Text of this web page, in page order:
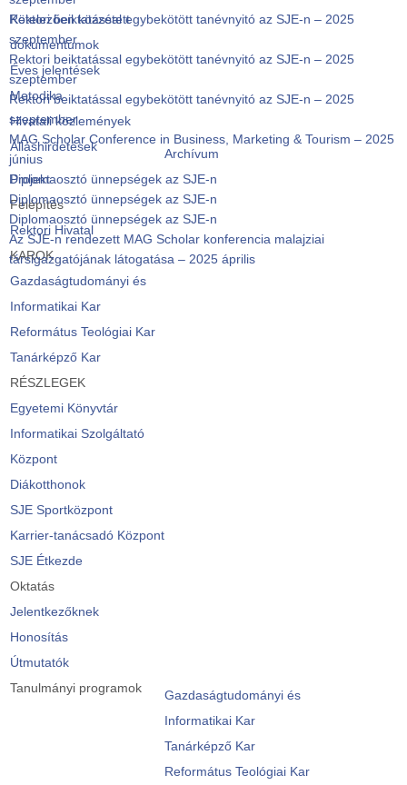
Kötelezően közzétett
dokumentumok
Éves jelentések
Metodika
Hivatali közlemények
Álláshirdetések
Archívum
Projekt
Felépítés
Rektori Hivatal
KAROK
Gazdaságtudományi és
Informatikai Kar
Református Teológiai Kar
Tanárképző Kar
RÉSZLEGEK
Egyetemi Könyvtár
Informatikai Szolgáltató
Központ
Diákotthonok
SJE Sportközpont
Karrier-tanácsadó Központ
SJE Étkezde
Oktatás
Jelentkezőknek
Honosítás
Útmutatók
Tanulmányi programok
Gazdaságtudományi és
Informatikai Kar
Tanárképző Kar
Református Teológiai Kar
Rektori beiktatással egybekötött tanévnyitó az SJE-n – 2025
szeptember
Rektori beiktatással egybekötött tanévnyitó az SJE-n – 2025
szeptember
Rektori beiktatással egybekötött tanévnyitó az SJE-n – 2025
szeptember
MAG Scholar Conference in Business, Marketing & Tourism – 2025
június
Diplomaosztó ünnepségek az SJE-n
Diplomaosztó ünnepségek az SJE-n
Diplomaosztó ünnepségek az SJE-n
Az SJE-n rendezett MAG Scholar konferencia malajziai
társigazgatójának látogatása – 2025 április